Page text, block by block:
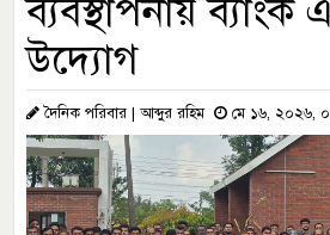
ব্যবস্থাপনায় ব্যাংক
উদ্যোগ
দৈনিক পরিবার | আব্দুর রহিম মে ১৬, ২০২৬,